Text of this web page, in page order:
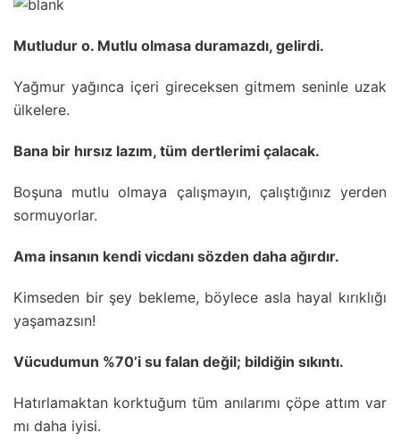
Mutludur o. Mutlu olmasa duramazdı, gelirdi.
Yağmur yağınca içeri gireceksen gitmem seninle uzak
ülkelere.
Bana bir hırsız lazım, tüm dertlerimi çalacak.
Boşuna mutlu olmaya çalışmayın, çalıştığınız yerden
sormuyorlar.
Ama insanın kendi vicdanı sözden daha ağırdır.
Kimseden bir şey bekleme, böylece asla hayal kırıklığı
yaşamazsın!
Vücudumun %70’i su falan değil; bildiğin sıkıntı.
Hatırlamaktan korktuğum tüm anılarımı çöpe attım var
mı daha iyisi.